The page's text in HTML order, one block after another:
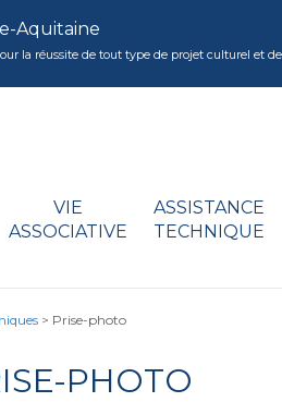
Aquitaine
la réussite de tout type de projet culturel et
VIE
ASSOCIATIVE
ASSISTANCE
TECHNIQUE
> Prise-photo
PHOTO